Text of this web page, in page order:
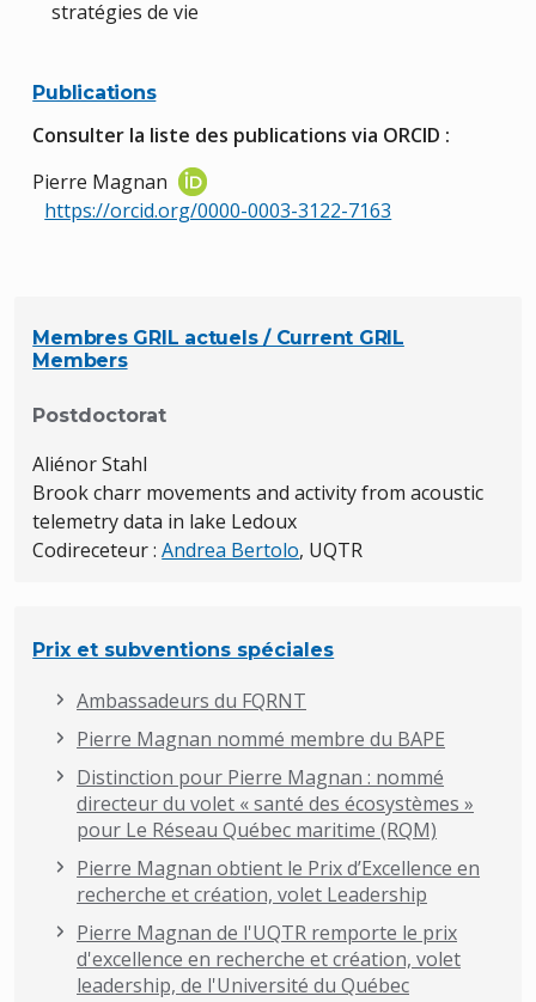
stratégies de vie
Publications
Consulter la liste des publications via ORCID :
Pierre Magnan
https://orcid.org/0000-0003-3122-7163
Membres GRIL actuels / Current GRIL
Members
Postdoctorat
Aliénor Stahl
Brook charr movements and activity from acoustic
telemetry data in lake Ledoux
Codireceteur :Andrea Bertolo, UQTR
Prix et subventions spéciales
Ambassadeurs du FQRNT
Pierre Magnan nommé membre du BAPE
Distinction pour Pierre Magnan : nommé
directeur du volet « santé des écosystèmes »
pour Le Réseau Québec maritime (RQM)
Pierre Magnan obtient le Prix d’Excellence en
recherche et création, volet Leadership
Pierre Magnan de l'UQTR remporte le prix
d'excellence en recherche et création, volet
leadership, de l'Université du Québec